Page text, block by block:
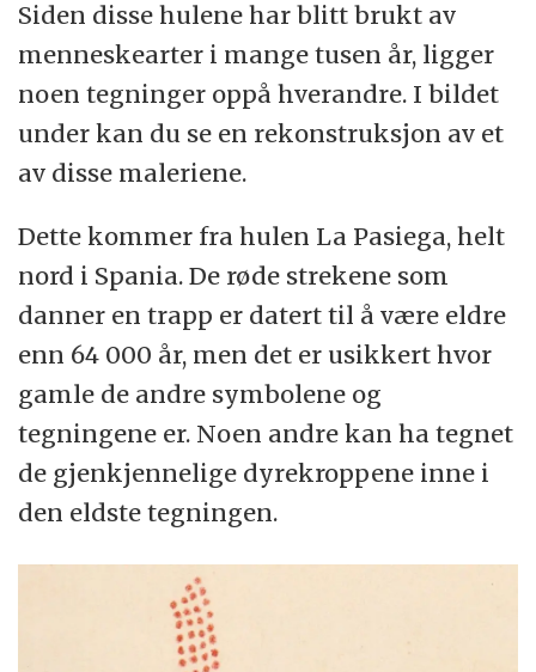
Siden disse hulene har blitt brukt av
menneskearter i mange tusen år, ligger
noen tegninger oppå hverandre. I bildet
under kan du se en rekonstruksjon av et
av disse maleriene.
Dette kommer fra hulen La Pasiega, helt
nord i Spania. De røde strekene som
danner en trapp er datert til å være eldre
enn 64 000 år, men det er usikkert hvor
gamle de andre symbolene og
tegningene er. Noen andre kan ha tegnet
de gjenkjennelige dyrekroppene inne i
den eldste tegningen.